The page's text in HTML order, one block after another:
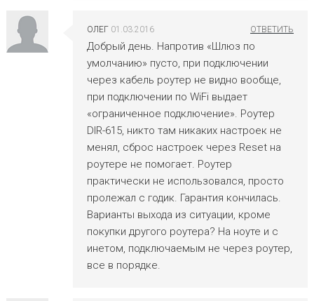
ОЛЕГ 01.03.2016
Добрый день. Напротив «Шлюз по
умолчанию» пусто, при подключении
через кабель роутер не видно вообще,
при подключении по WiFi выдает
«ограниченное подключение». Роутер
DIR-615, никто там никаких настроек не
менял, сброс настроек через Reset на
роутере не помогает. Роутер
практически не использовался, просто
пролежал с годик. Гарантия кончилась.
Варианты выхода из ситуации, кроме
покупки другого роутера? На ноуте и с
инетом, подключаемым не через роутер,
все в порядке.